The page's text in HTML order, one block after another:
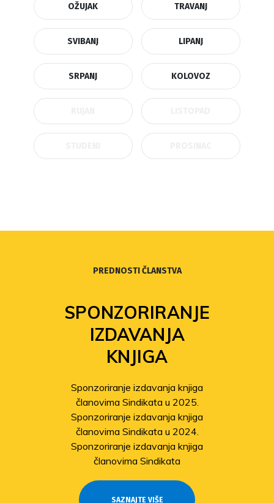
OŽUJAK TRAVANJ
SVIBANJ LIPANJ
SRPANJ KOLOVOZ
PREDNOSTI ČLANSTVA
SPONZORIRANJE
IZDAVANJA
KNJIGA
Sponzoriranje izdavanja knjiga
članovima Sindikata u 2025.
Sponzoriranje izdavanja knjiga
članovima Sindikata u 2024.
Sponzoriranje izdavanja knjiga
članovima Sindikata
SAZNAJTE VIŠE